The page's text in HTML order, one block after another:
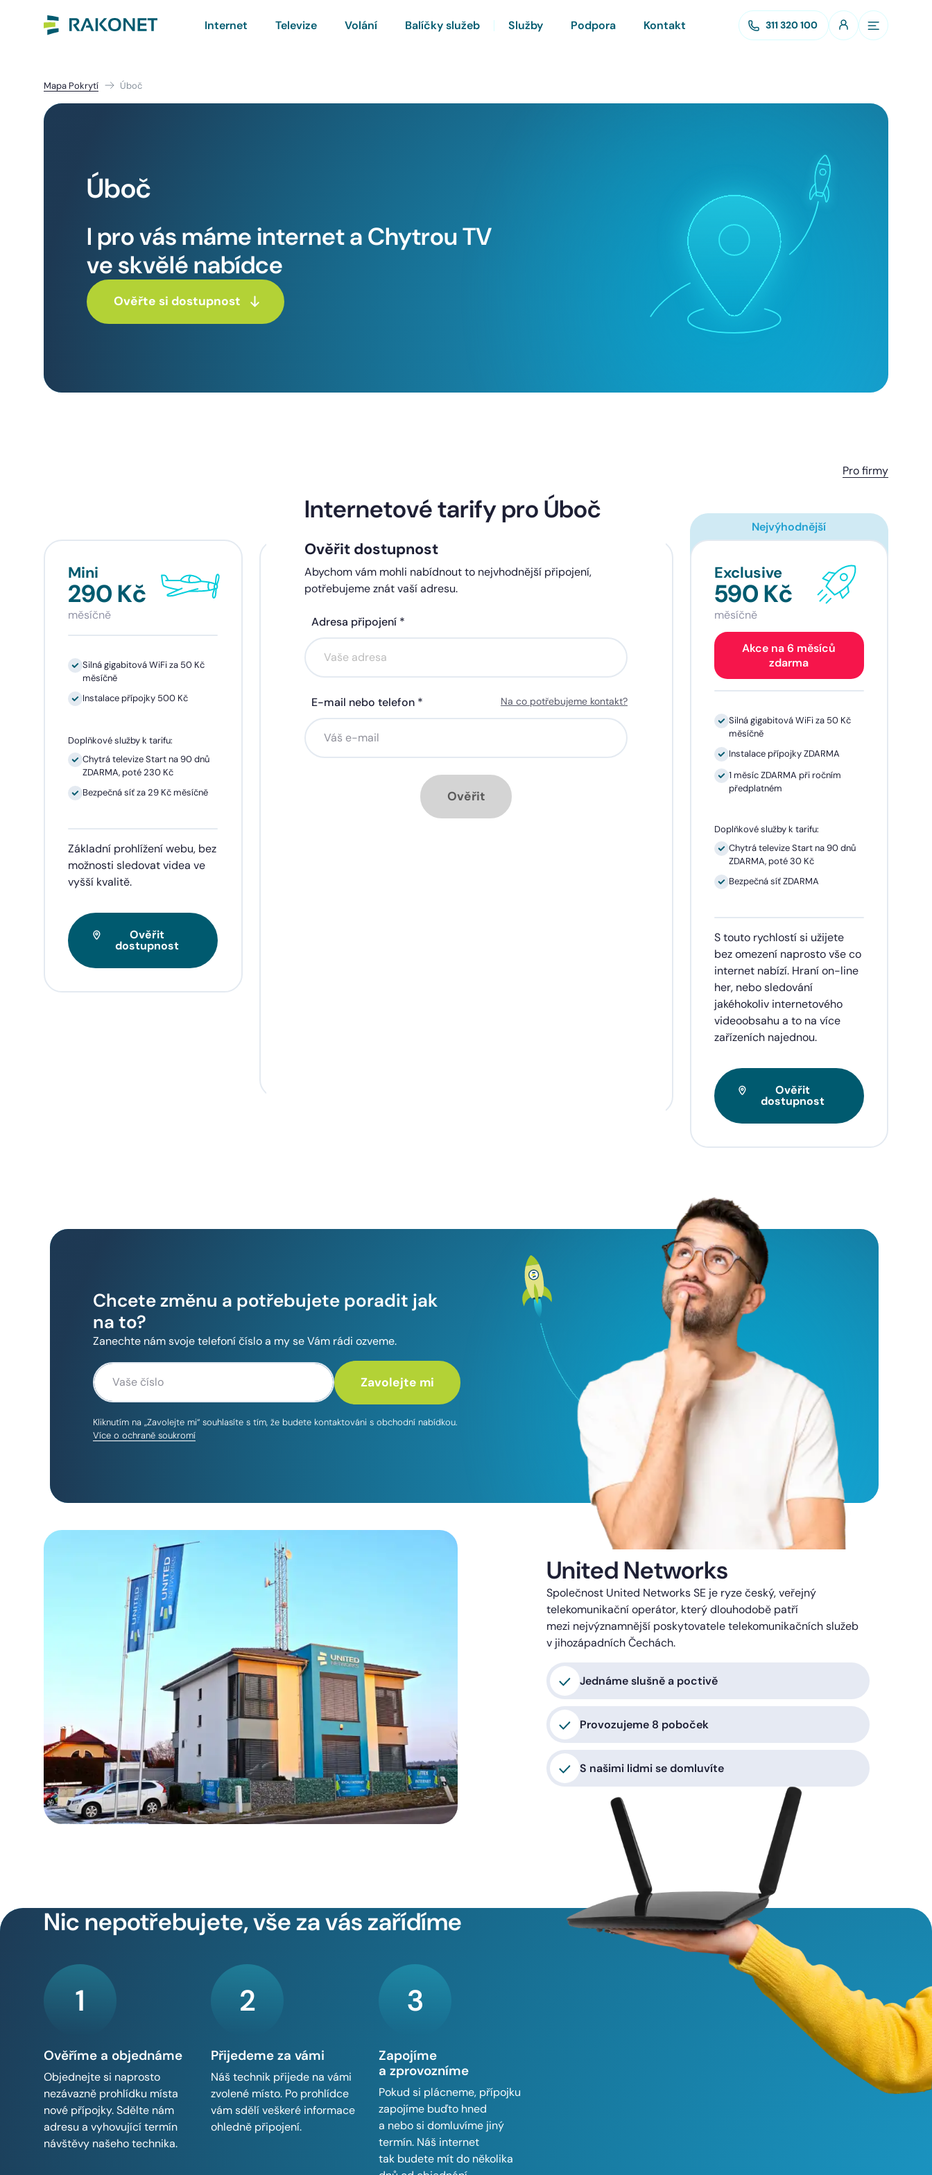
Internet Televize Volání Balíčky služeb Služby Podpora Kontakt 311 320 100
Mapa Pokrytí Úboč
Úboč
I pro vás máme internet a Chytrou TV
ve skvělé nabídce
Ověřte si dostupnost
Pro firmy
Mini
290 Kč
měsíčně
Silná gigabitová WiFi za 50 Kč
měsíčně
Instalace přípojky 500 Kč
Doplňkové služby k tarifu:
Chytrá televize Start na 90 dnů
ZDARMA, poté 230 Kč
Bezpečná síť za 29 Kč měsíčně
Základní prohlížení webu, bez
možnosti sledovat videa ve
vyšší kvalitě.
Ověřit
dostupnost
Standard
390 Kč
měsíčně
Akce na 6 měsíců
zdarma
Silná gigabitová WiFi za 50 Kč
měsíčně
Instalace přípojky ZDARMA
Comfort
Akce na 6 měsíců
Silná gigabitová WiFi za 50 Kč
Instalace přípojky ZDARMA
Nejvýhodnější
Exclusive
590 Kč
měsíčně
Akce na 6 měsíců
zdarma
Silná gigabitová WiFi za 50 Kč
měsíčně
Instalace přípojky ZDARMA
1 měsíc ZDARMA při ročním
předplatném
Doplňkové služby k tarifu:
Chytrá televize Start na 90 dnů
ZDARMA, poté 30 Kč
Bezpečná síť ZDARMA
S touto rychlostí si užijete
bez omezení naprosto vše co
internet nabízí. Hraní on-line
her, nebo sledování
jakéhokoliv internetového
videoobsahu a to na více
zařízeních najednou.
Ověřit
dostupnost
Internetové tarify pro Úboč
Ověřit dostupnost
Abychom vám mohli nabídnout to nejvhodnější připojení,
potřebujeme znát vaší adresu.
Adresa připojení *
E-mail nebo telefon * Na co potřebujeme kontakt?
Ověřit
Chcete změnu a potřebujete poradit jak
na to?
Zanechte nám svoje telefoní číslo a my se Vám rádi ozveme.
Kliknutím na „Zavolejte mi“ souhlasíte s tím, že budete kontaktováni s obchodní nabídkou.
Více o ochraně soukromí
United Networks
Společnost United Networks SE je ryze český, veřejný
telekomunikační operátor, který dlouhodobě patří
mezi nejvýznamnější poskytovatele telekomunikačních služeb
v jihozápadních Čechách.
Jednáme slušně a poctivě
Provozujeme 8 poboček
S našimi lidmi se domluvíte
Nic nepotřebujete, vše za vás zařídíme
1
Ověříme a objednáme
Objednejte si naprosto
nezávazně prohlídku místa
nové přípojky. Sdělte nám
adresu a vyhovující termín
návštěvy našeho technika.
2
Přijedeme za vámi
Náš technik přijede na vámi
zvolené místo. Po prohlídce
vám sdělí veškeré informace
ohledně připojení.
3
Zapojíme
a zprovozníme
Pokud si plácneme, přípojku
zapojíme buďto hned
a nebo si domluvíme jiný
termín. Náš internet
tak budete mít do několika